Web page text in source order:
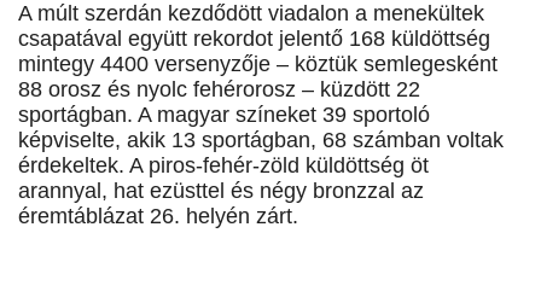
A múlt szerdán kezdődött viadalon a menekültek
csapatával együtt rekordot jelentő 168 küldöttség
mintegy 4400 versenyzője – köztük semlegesként
88 orosz és nyolc fehérorosz – küzdött 22
sportágban. A magyar színeket 39 sportoló
képviselte, akik 13 sportágban, 68 számban voltak
érdekeltek. A piros-fehér-zöld küldöttség öt
arannyal, hat ezüsttel és négy bronzzal az
éremtáblázat 26. helyén zárt.